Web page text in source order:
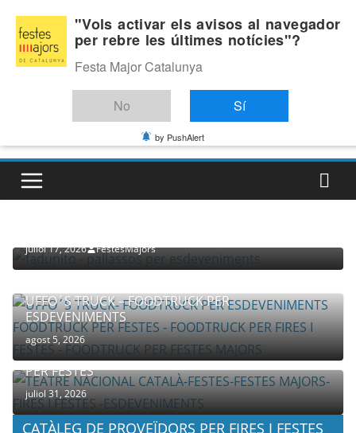
content
Diumenge, agost 9, 2026
Última:
juliol 17, 2026 FestesMajors
UFFO´S TRUCK – FOODTRUCK PER
ESDEVENIMENTS
agost 5, 2026
COMPANYIA TENAC – TEATRE NACIONAL CATALÀ
PER FESTES
juliol 31, 2026
CATÀLEG DE PROVEÏDORS PER FIRES I FESTES
"Vols activar els avisos al navegador
per rebre les últimes notícies"?
Festa Major Catalunya
No Sí
by PushAlert